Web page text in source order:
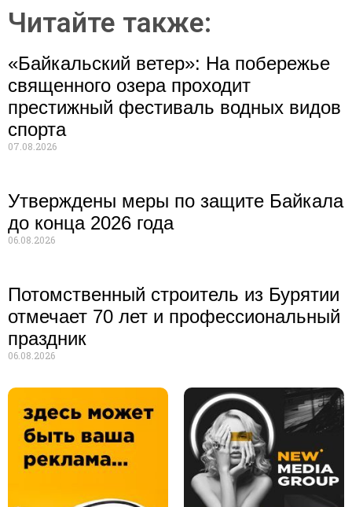
Читайте также:
«Байкальский ветер»: На побережье
священного озера проходит
престижный фестиваль водных видов
спорта
07.08.2026
Утверждены меры по защите Байкала
до конца 2026 года
06.08.2026
Потомственный строитель из Бурятии
отмечает 70 лет и профессиональный
праздник
06.08.2026